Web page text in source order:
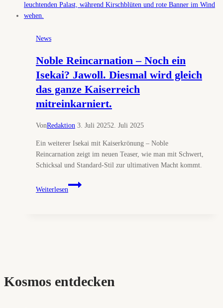
Serie
News
Noble Reincarnation – Noch ein
Isekai? Jawoll. Diesmal wird gleich
das ganze Kaiserreich
mitreinkarniert.
VonRedaktion 3. Juli 20252. Juli 2025
Ein weiterer Isekai mit Kaiserkrönung – Noble
Reincarnation zeigt im neuen Teaser, wie man mit Schwert,
Schicksal und Standard-Stil zur ultimativen Macht kommt.
Weiterlesen
Noble
Reincarnation
gleich
Kosmos entdecken